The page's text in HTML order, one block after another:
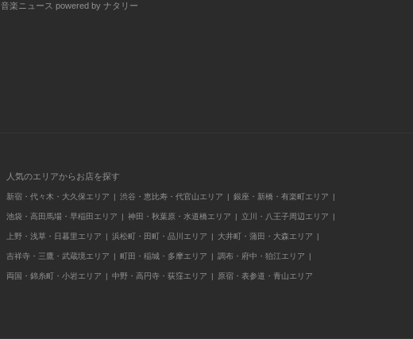
音楽ニュース powered by ナタリー
人気のエリアからお店を探す
新宿・代々木・大久保エリア 渋谷・恵比寿・代官山エリア 銀座・新橋・有楽町エリア
池袋・高田馬場・早稲田エリア 神田・秋葉原・水道橋エリア 立川・八王子周辺エリア
上野・浅草・日暮里エリア 浜松町・田町・品川エリア 大井町・蒲田・大森エリア
吉祥寺・三鷹・武蔵境エリア 町田・稲城・多摩エリア 調布・府中・狛江エリア
両国・錦糸町・小岩エリア 中野・高円寺・荻窪エリア 原宿・表参道・青山エリア